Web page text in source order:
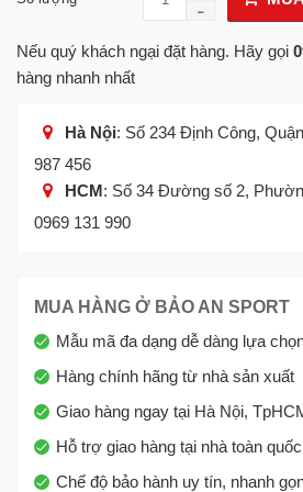
Nếu quý khách ngại đặt hàng. Hãy gọi
hàng nhanh nhất
Hà Nội: Số 234 Định Công,
987 456
HCM: Số 34 Đường số 2,
0969 131 990
MUA HÀNG Ở BẢO AN SPORT
Mẫu mã đa dạng dễ dàng lựa
Hàng chính hãng từ nhà sản xuất
Giao hàng ngay tại Hà Nội,
Hỗ trợ giao hàng tại nhà toàn quốc
Chế độ bảo hành uy tín, nhanh